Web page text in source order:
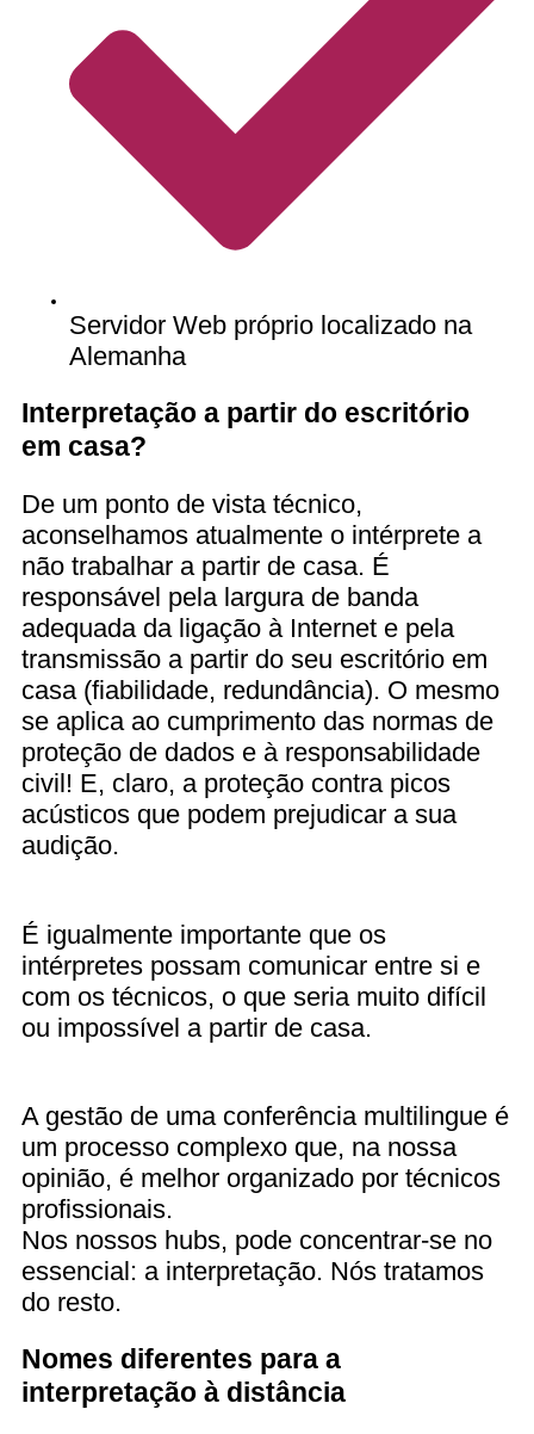
Servidor Web próprio localizado na
Alemanha
Interpretação a partir do escritório
em casa?
De um ponto de vista técnico,
aconselhamos atualmente o intérprete a
não trabalhar a partir de casa. É
responsável pela largura de banda
adequada da ligação à Internet e pela
transmissão a partir do seu escritório em
casa (fiabilidade, redundância). O mesmo
se aplica ao cumprimento das normas de
proteção de dados e à responsabilidade
civil! E, claro, a proteção contra picos
acústicos que podem prejudicar a sua
audição.
É igualmente importante que os
intérpretes possam comunicar entre si e
com os técnicos, o que seria muito difícil
ou impossível a partir de casa.
A gestão de uma conferência multilingue é
um processo complexo que, na nossa
opinião, é melhor organizado por técnicos
profissionais.
Nos nossos hubs, pode concentrar-se no
essencial: a interpretação. Nós tratamos
do resto.
Nomes diferentes para a
interpretação à distância